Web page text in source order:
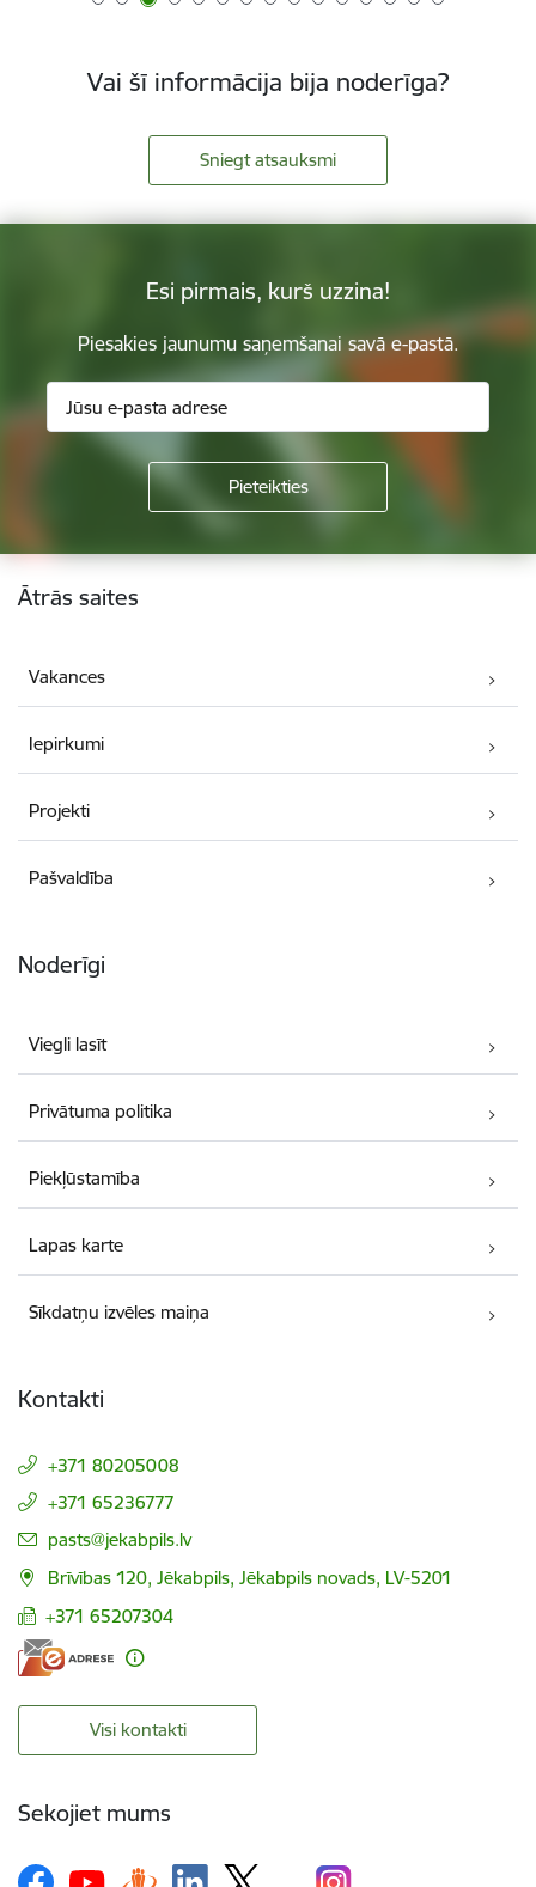
Vai šī informācija bija noderīga?
Sniegt atsauksmi
Esi pirmais, kurš uzzina!
Piesakies jaunumu saņemšanai savā e-pastā.
Kājene
Ātrās saites
Vakances
Iepirkumi
Projekti
Pašvaldība
Noderīgi
Viegli lasīt
Privātuma politika
Piekļūstamība
Lapas karte
Sīkdatņu izvēles maiņa
Kontakti
+371 80205008
+371 65236777
E-pasts:
pasts@jekabpils.lv
Brīvības 120, Jēkabpils, Jēkabpils novads, LV-5201
+371 65207304
Visi kontakti
Sekojiet mums